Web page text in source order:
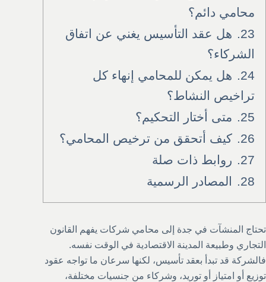
محامي دائم؟
23.
هل عقد التأسيس يغني عن اتفاق
الشركاء؟
24.
هل يمكن للمحامي إنهاء كل
تراخيص النشاط؟
25.
متى أختار التحكيم؟
26.
كيف أتحقق من ترخيص المحامي؟
27.
روابط ذات صلة
28.
المصادر الرسمية
تحتاج المنشآت في جدة إلى محامي شركات يفهم القانون
التجاري وطبيعة المدينة الاقتصادية في الوقت نفسه.
فالشركة قد تبدأ بعقد تأسيس، لكنها سرعان ما تواجه عقود
توزيع أو امتياز أو توريد، وشركاء من جنسيات مختلفة،